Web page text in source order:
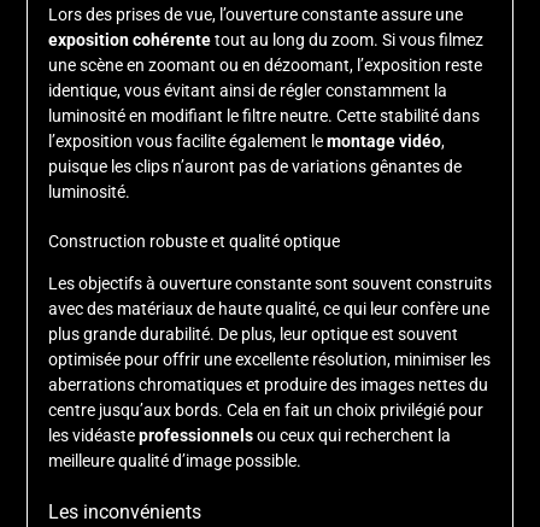
Lors des prises de vue, l’ouverture constante assure une
exposition cohérentetout au long du zoom. Si vous filmez
une scène en zoomant ou en dézoomant, l’exposition reste
identique, vous évitant ainsi de régler constamment la
luminosité en modifiant le filtre neutre. Cette stabilité dans
l’exposition vous facilite également lemontage vidéo,
puisque les clips n’auront pas de variations gênantes de
luminosité.
Construction robuste et qualité optique
Les objectifs à ouverture constante sont souvent construits
avec des matériaux de haute qualité, ce qui leur confère une
plus grande durabilité. De plus, leur optique est souvent
optimisée pour offrir une excellente résolution, minimiser les
aberrations chromatiques et produire des images nettes du
centre jusqu’aux bords. Cela en fait un choix privilégié pour
les vidéasteprofessionnelsou ceux qui recherchent la
meilleure qualité d’image possible.
Les inconvénients